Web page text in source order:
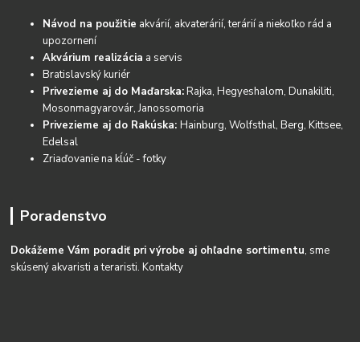
Návod na použitie akvárií, akvaterárií, terárií a niekoľko rád a
upozornení
Akvárium realizácia a servis
Bratislavský kuriér
Privezieme aj do Maďarska:Rajka, Hegyeshalom, Dunakiliti,
Mosonmagyarovár, Janossomoria
Privezieme aj do Rakúska:Hainburg, Wolfsthal, Berg, Kittsee,
Edelsal
Zriaďovanie na kĺúč - fotky
Poradenstvo
Dokážeme Vám poradiť pri výrobe aj ohľadne sortimentu, sme
skúsený akvaristi a teraristi.Kontakty